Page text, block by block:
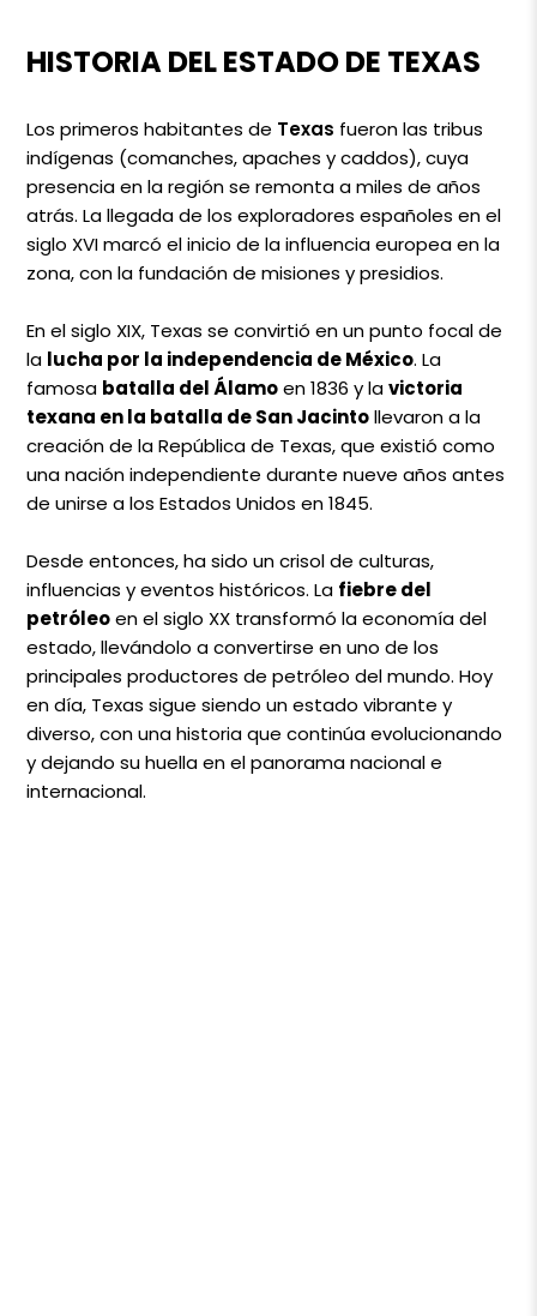
HISTORIA DEL ESTADO DE TEXAS
Los primeros habitantes de Texas fueron las tribus
indígenas (comanches, apaches y caddos), cuya
presencia en la región se remonta a miles de años
atrás. La llegada de los exploradores españoles en el
siglo XVI marcó el inicio de la influencia europea en la
zona, con la fundación de misiones y presidios.
En el siglo XIX, Texas se convirtió en un punto focal de
la lucha por la independencia de México. La
famosa batalla del Álamoen 1836 y lavictoria
texana en la batalla de San Jacintollevaron a la
creación de la República de Texas, que existió como
una nación independiente durante nueve años antes
de unirse a los Estados Unidos en 1845.
Desde entonces, ha sido un crisol de culturas,
influencias y eventos históricos. La fiebre del
petróleoen el siglo XX transformó la economía del
estado, llevándolo a convertirse en uno de los
principales productores de petróleo del mundo. Hoy
en día, Texas sigue siendo un estado vibrante y
diverso, con una historia que continúa evolucionando
y dejando su huella en el panorama nacional e
internacional.